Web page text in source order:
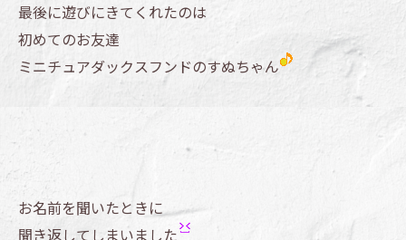
最後に遊びにきてくれたのは
初めてのお友達
ミニチュアダックスフンドのすぬちゃん
お名前を聞いたときに
聞き返してしまいました